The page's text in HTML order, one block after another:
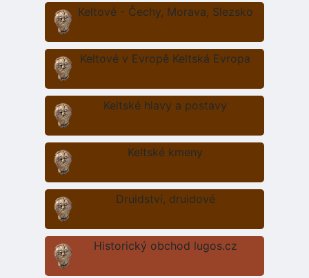
Keltové - Čechy, Morava, Slezsko
Keltové v Evropě Keltská Evropa
Keltské hlavy a postavy
Keltské kmeny
Druidství, druidové
Historický obchod lugos.cz